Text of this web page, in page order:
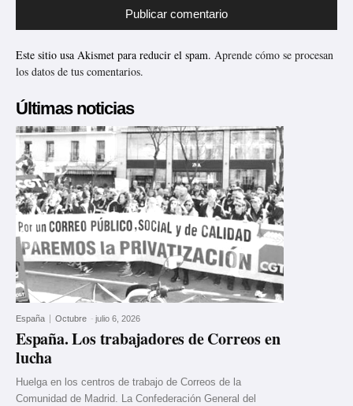
Este sitio usa Akismet para reducir el spam. Aprende cómo se procesan
los datos de tus comentarios.
Últimas noticias
España Octubre - julio 6, 2026
España. Los trabajadores de Correos en
lucha
Huelga en los centros de trabajo de Correos de la
Comunidad de Madrid. La Confederación General del